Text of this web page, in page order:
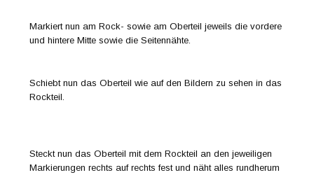
Markiert nun am Rock- sowie am Oberteil jeweils die vordere
und hintere Mitte sowie die Seitennähte.
Schiebt nun das Oberteil wie auf den Bildern zu sehen in das
Rockteil.
Steckt nun das Oberteil mit dem Rockteil an den jeweiligen
Markierungen rechts auf rechts fest und näht alles rundherum